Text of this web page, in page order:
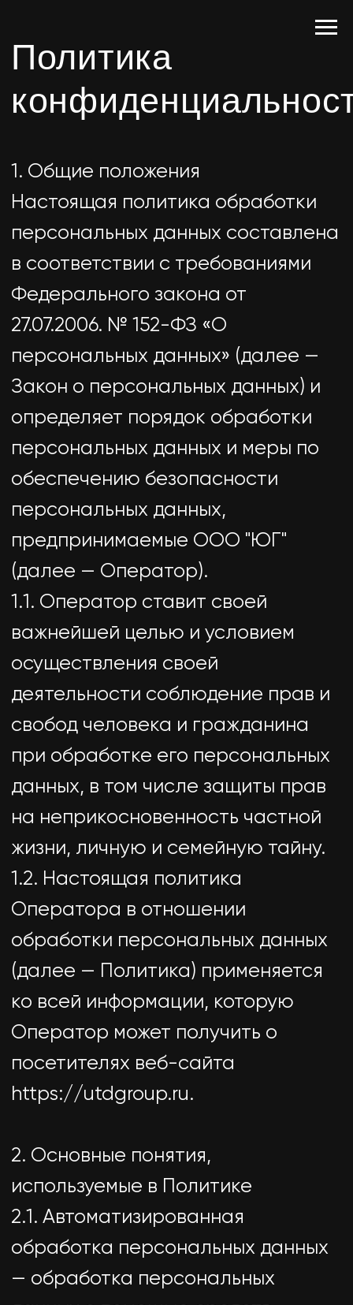
Политика
конфиденциальности
1. Общие положения
персональных данных составлена
Федерального закона от
27.07.2006. № 152-ФЗ «О
персональных данных» (далее —
Закон о персональных данных) и
определяет порядок обработки
персональных данных и меры по
персональных данных,
предпринимаемые ООО "ЮГ"
1.1. Оператор ставит своей
важнейшей целью и условием
осуществления своей
свобод человека и гражданина
при обработке его персональных
данных, в том числе защиты прав
на неприкосновенность частной
жизни, личную и семейную тайну.
1.2. Настоящая политика
обработки персональных данных
(далее — Политика) применяется
ко всей информации, которую
Оператор может получить о
посетителях веб-сайта
https://utdgroup.ru.
2. Основные понятия,
используемые в Политике
2.1. Автоматизированная
обработка персональных данных
— обработка персональных
данных с помощью средств
2.2. Блокирование персональных
данных — временное
прекращение обработки
персональных данных (за
исключением случаев, если
обработка необходима для
графических и информационных
материалов, а также программ
для ЭВМ и баз данных,
обеспечивающих их доступность
в сети интернет по сетевому
2.4. Информационная система